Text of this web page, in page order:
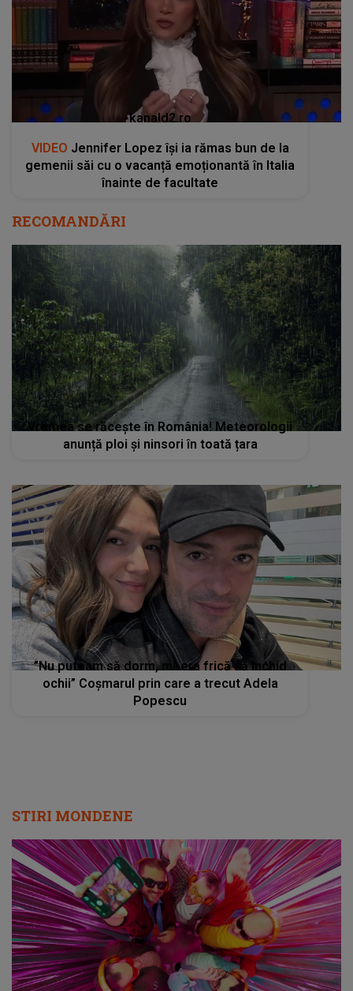
kanald2.ro
VIDEO Jennifer Lopez își ia rămas bun de la
gemenii săi cu o vacanță emoționantă în Italia
înainte de facultate
RECOMANDĂRI
Vremea se răcește în România! Meteorologii
anunță ploi și ninsori în toată țara
”Nu puteam să dorm, mi-era frică să închid
ochii” Coşmarul prin care a trecut Adela
Popescu
STIRI MONDENE